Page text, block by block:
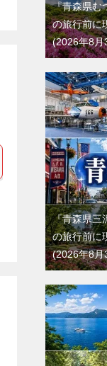
『青森県む
の旅行前に
2026年8月
『青森県三
の旅行前に
2026年8月